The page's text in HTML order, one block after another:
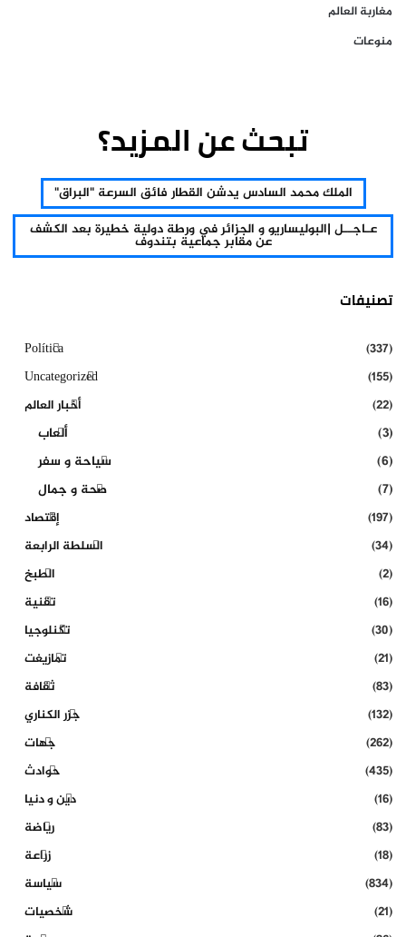
مغاربة العالم
منوعات
تبحث عن المزيد؟
الملك محمد السادس يدشن القطار فائق السرعة "البراق"
عـاجــل |البوليساريو و الجزائر في ورطة دولية خطيرة بعد الكشف
عن مقابر جماعية بتندوف
تصنيفات
Política
(337)
Uncategorized
(155)
أخبار العالم
(22)
ألعاب
(3)
سياحة و سفر
(6)
صحة و جمال
(7)
إقتصاد
(197)
السلطة الرابعة
(34)
الطبخ
(2)
تقنية
(16)
تكنلوجيا
(30)
تمازيغت
(21)
ثقافة
(83)
جزر الكناري
(132)
جهات
(262)
حوادث
(435)
دين و دنيا
(16)
رياضة
(83)
زراعة
(18)
سياسة
(834)
شخصيات
(21)